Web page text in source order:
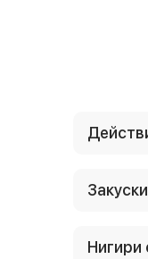
Закуски
Нигири